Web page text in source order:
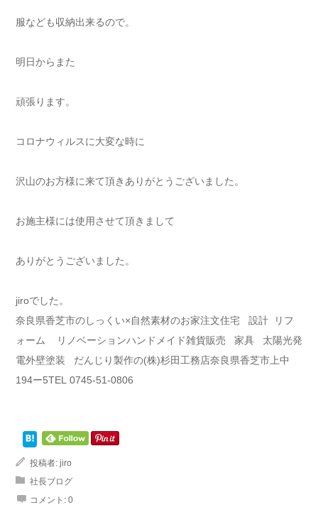
服なども収納出来るので。
明日からまた
頑張ります。
コロナウィルスに大変な時に
沢山のお方様に来て頂きありがとうございました。
お施主様には使用させて頂きまして
ありがとうございました。
jiroでした。
奈良県香芝市のしっくい×自然素材のお家注文住宅 設計 リフ
ォーム リノベーションハンドメイド雑貨販売 家具 太陽光発
電外壁塗装 だんじり製作の(株)杉田工務店奈良県香芝市上中
194ー5TEL 0745-51-0806
投稿者: jiro
社長ブログ
コメント: 0